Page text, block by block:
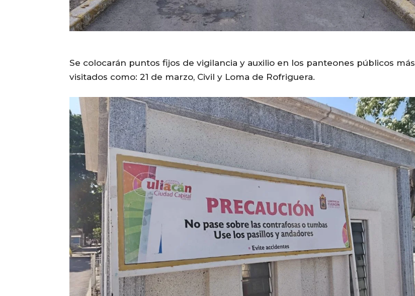
Se colocarán puntos fijos de vigilancia y auxilio en los panteones públicos más
visitados como: 21 de marzo, Civil y Loma de Rofriguera.